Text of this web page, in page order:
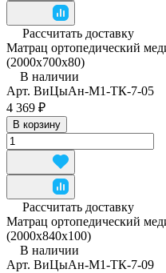
Рассчитать доставку
Матрац ортопедический
(2000x700x80)
В наличии
Арт. ВиЦыАн-М1-ТК-7-05
4 369 ₽
В корзину
Рассчитать доставку
Матрац ортопедический
(2000x840x100)
В наличии
Арт. ВиЦыАн-М1-ТК-7-09